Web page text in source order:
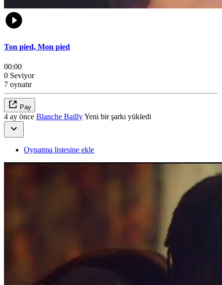
Ton pied, Mon pied
00:00
0 Seviyor
7 oynatır
Pay
4 ay önce Blanche BaillyYeni bir şarkı yükledi
Oynatma listesine ekle